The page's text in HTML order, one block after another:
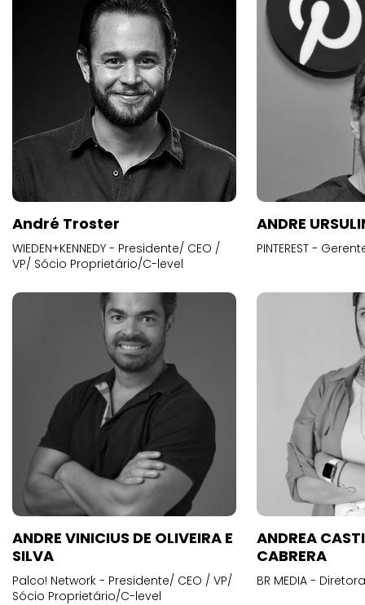
André Troster
WIEDEN+KENNEDY - Presidente/ CEO /
VP/ Sócio Proprietário/C-level
ANDRE
PINTEREST -
ANDRE VINICIUS DE OLIVEIRA E
SILVA
Palco! Network - Presidente/ CEO / VP/
Sócio Proprietário/C-level
ANDREA
CABRERA
BR MEDIA -